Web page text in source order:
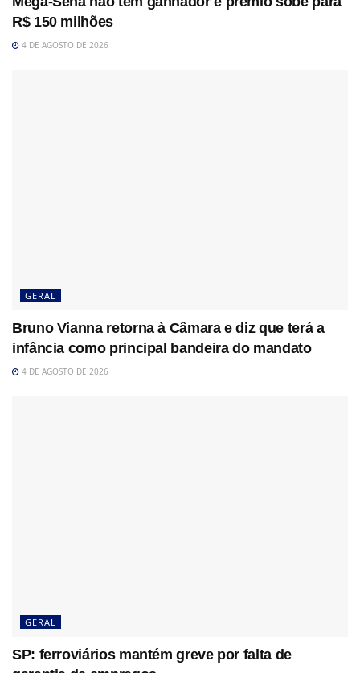
R$ 150 milhões
4 DE AGOSTO DE 2026
GERAL
Bruno Vianna retorna à Câmara e diz que terá a
infância como principal bandeira do mandato
4 DE AGOSTO DE 2026
GERAL
SP: ferroviários mantém greve por falta de